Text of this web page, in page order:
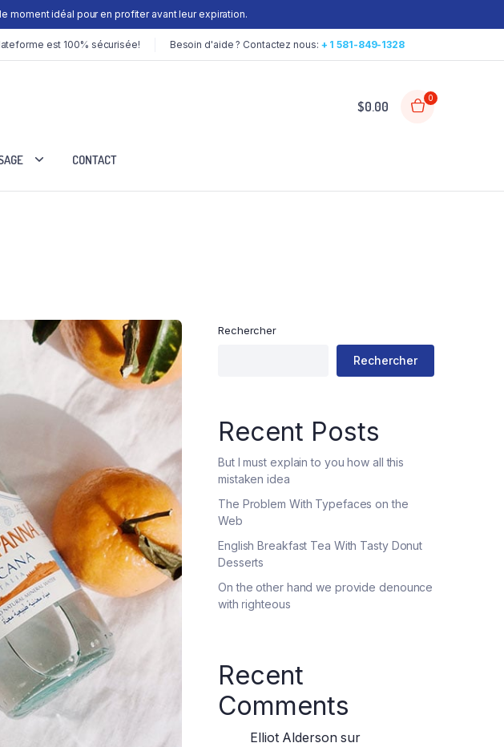
moment idéal pour en profiter avant leur expiration.
est 100% sécurisée! Besoin d'aide ? Contactez nous: + 1 581-849-1328
$0.00
0
CONTACT
Rechercher
Rechercher
Recent Posts
But I must explain to you how all this
mistaken idea
The Problem With Typefaces on the
Web
English Breakfast Tea With Tasty Donut
Desserts
On the other hand we provide denounce
with righteous
Recent
Comments
Elliot Aldersonsur